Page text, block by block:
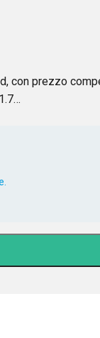
con prezzo